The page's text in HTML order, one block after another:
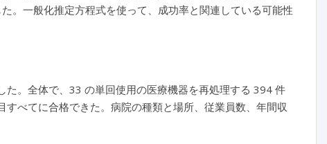
。一般化推定方程式を使って、成功率と関連している可能性
。全体で、33 の単回使用の医療機器を再処理する 394 件
べてに合格できた。病院の種類と場所、従業員数、年間収